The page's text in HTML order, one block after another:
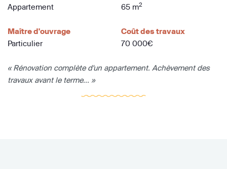
Appartement
65 m2
Maître d'ouvrage
Particulier
Coût des travaux
70 000€
« Rénovation complète d'un appartement. Achèvement des
travaux avant le terme... »